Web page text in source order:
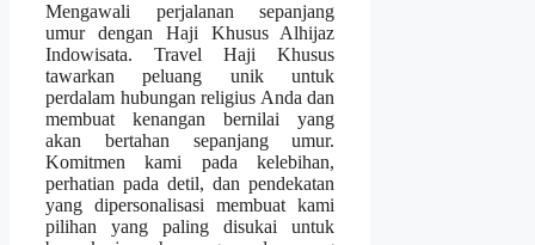
Mengawali perjalanan sepanjang
umur dengan Haji Khusus Alhijaz
Indowisata. Travel Haji Khusus
tawarkan peluang unik untuk
perdalam hubungan religius Anda dan
membuat kenangan bernilai yang
akan bertahan sepanjang umur.
Komitmen kami pada kelebihan,
perhatian pada detil, dan pendekatan
yang dipersonalisasi membuat kami
pilihan yang paling disukai untuk